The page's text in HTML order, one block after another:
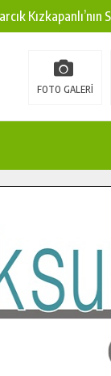
Kırsalına Modern
Başarı:
Karakaya’dan
Sona Doğru.
FOTO GALERİ